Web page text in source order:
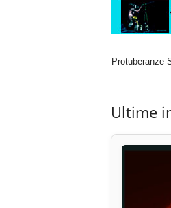
Protuberanze
Ultime